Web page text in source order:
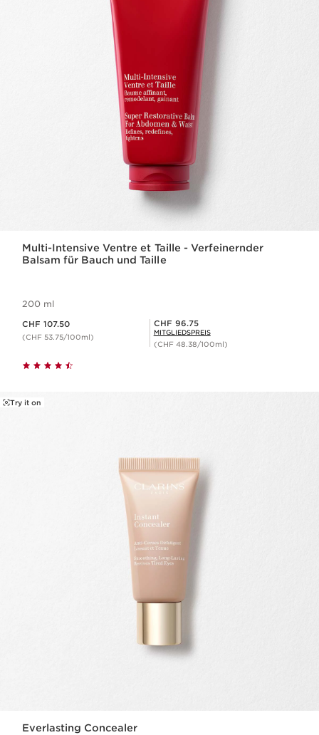
Multi-Intensive Ventre et Taille - Verfeinernder
Balsam für Bauch und Taille
200 ml
CHF 107.50
(CHF 53.75/100ml)
Mitgliederpreis CHF 96.75
CHF 96.75
MITGLIEDSPREIS
(CHF 48.38/100ml)
Try it on
Everlasting Concealer